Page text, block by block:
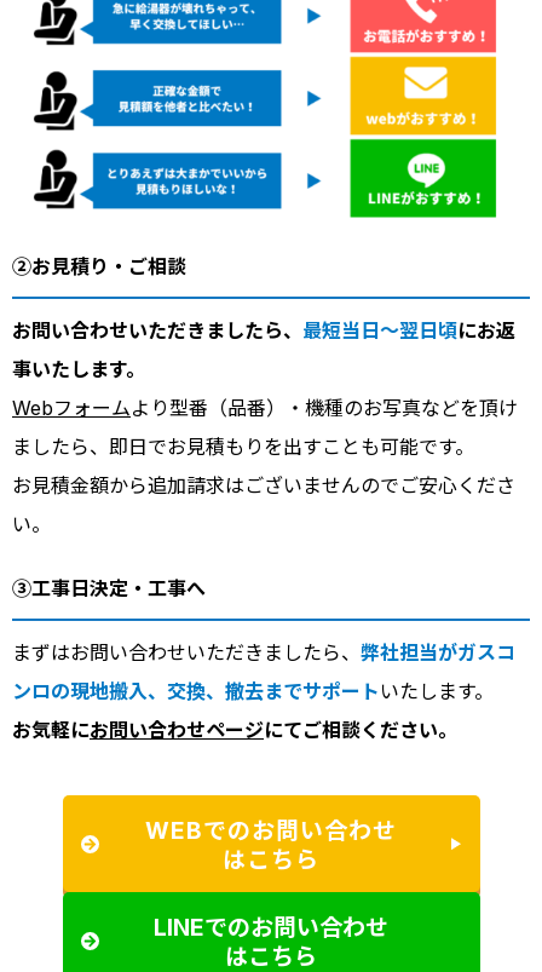
②お見積り・ご相談
お問い合わせいただきましたら、 最短当日～翌日頃にお返
事いたします。
Webフォームより型番（品番）・機種のお写真などを頂け
ましたら、即日でお見積もりを出すことも可能です。
お見積金額から追加請求はございませんのでご安心くださ
い。
③工事日決定・工事へ
まずはお問い合わせいただきましたら、 弊社担当がガスコ
ンロの現地搬入、交換、撤去までサポート いたします。
お気軽にお問い合わせページにてご相談ください。
WEBでのお問い合わせ
はこちら
LINEでのお問い合わせ
はこちら